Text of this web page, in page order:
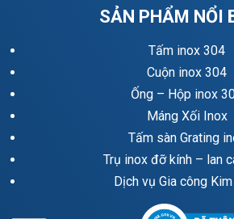
SẢN PHẨM NỔI
Tấm inox 304
Cuộn inox 304
Ống – Hộp inox
Máng Xối Inox
Tấm sàn Grating
Trụ inox đỡ kính – lan
Dịch vụ Gia công